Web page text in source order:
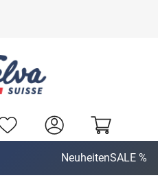
NeuheitenSALE %